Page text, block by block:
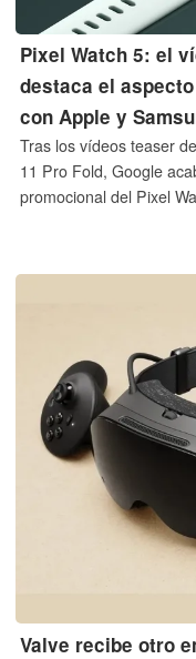
Pixel Watch 5: el
destaca el
con Apple y
Tras los vídeos teaser
11 Pro Fold, Google
promocional del Pixel
una característica de
Valve recibe otro